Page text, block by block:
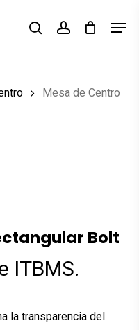
searchaccount
Mesa de Centro
Bolt
ITBMS.
la transparencia del